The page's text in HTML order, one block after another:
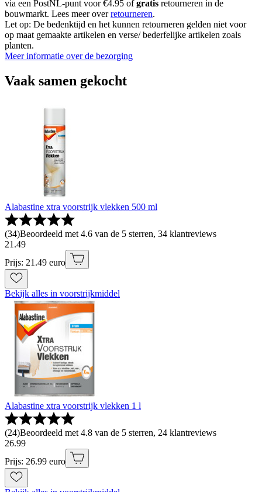
via een PostNL-punt voor €4.95 ofgratis retourneren in de
bouwmarkt. Lees meer overretourneren.
Let op: De bedenktijd en het kunnen retourneren gelden niet voor
op maat gemaakte artikelen en verse/ bederfelijke artikelen zoals
planten.
Meer informatie over de bezorging
Vaak samen gekocht
Alabastine xtra voorstrijk vlekken 500 ml
(34)Beoordeeld met 4.6 van de 5 sterren, 34 klantreviews
21.49
Prijs: 21.49 euro
Bekijk alles in voorstrijkmiddel
Alabastine xtra voorstrijk vlekken 1 l
(24)Beoordeeld met 4.8 van de 5 sterren, 24 klantreviews
26.99
Prijs: 26.99 euro